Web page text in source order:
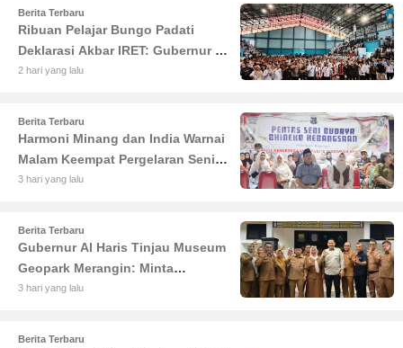
Berita Terbaru
Ribuan Pelajar Bungo Padati
Deklarasi Akbar IRET: Gubernur Al
Haris Sentil Bahaya Judi Online
2 hari yang lalu
Berita Terbaru
Harmoni Minang dan India Warnai
Malam Keempat Pergelaran Seni
Budaya di Alun-Alun Kuala
3 hari yang lalu
Berita Terbaru
Gubernur Al Haris Tinjau Museum
Geopark Merangin: Minta
Pengelola Genjot Inovasi dan
3 hari yang lalu
Berita Terbaru